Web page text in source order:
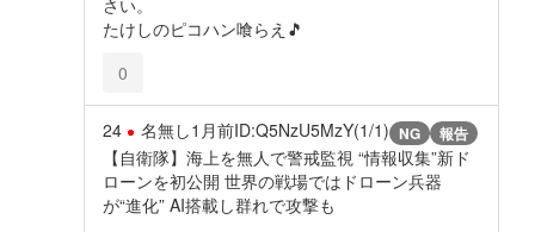
さい。
たけしのピコハン喰らえ🎵
0
24 名無し1月前ID:Q5NzU5MzY(1/1) NG 報告
【自衛隊】海上を無人で警戒監視 “情報収集”新ド
ローンを初公開 世界の戦場ではドローン兵器
が“進化” AI搭載し群れで攻撃も